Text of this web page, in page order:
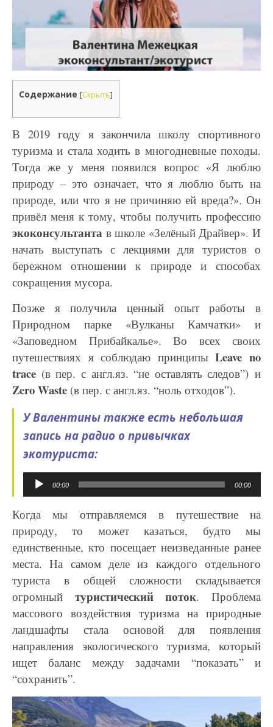
Содержание [Скрыть]
В 2019 году я закончила школу спортивного
туризма и стала ходить в многодневные походы.
Тогда же у меня появился вопрос «Я люблю
природу – это означает, что я люблю быть на
природе, или что я не причиняю ей вреда?». Он
привёл меня к тому, чтобы получить профессию
экоконсультанта в школе «Зелёный Драйвер». И
начать выступать с лекциями для туристов о
бережном отношении к природе и способах
сокращения мусора.
Позже я получила ценный опыт работы в
Природном парке «Вулканы Камчатки» и
«Заповедном Прибайкалье». Во всех своих
путешествиях я соблюдаю принципыLeave no
trace (в пер. с англ.яз. “не оставлять следов”) и
Zero Waste (в пер. с англ.яз. “ноль отходов”).
У Валентины также есть небольшая
запись на радио о привычках
экотуриста:
Аудиоплеер
00:00 00:00
Когда мы отправляемся в путешествие на
природу, то может казаться, будто мы
единственные, кто посещает неизведанные ранее
места. На самом деле из каждого отдельного
туриста в общей сложности складывается
огромный туристический поток. Проблема
массового воздействия туризма на природные
ландшафты стала основой для появления
направления экологического туризма, который
ищет баланс между задачами “показать” и
“сохранить”.